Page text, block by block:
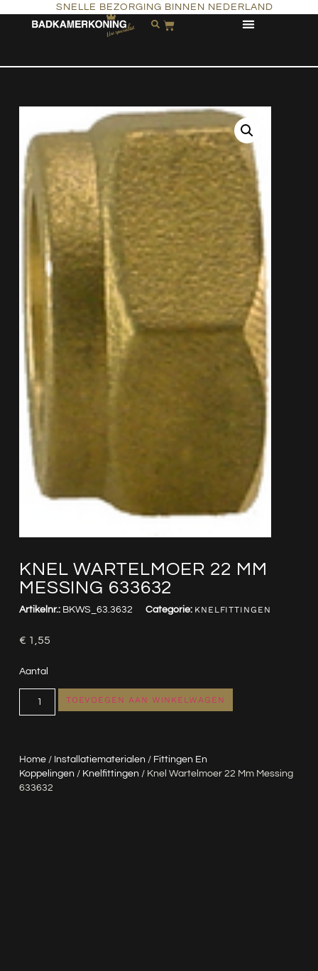
SNELLE BEZORGING BINNEN NEDERLAND
KNEL WARTELMOER 22 MM
MESSING 633632
Home/ Installatiematerialen / Fittingen En
Koppelingen / Knelfittingen / Knel Wartelmoer 22 Mm Messing
633632
Artikelnr.: BKWS_63.3632 Categorie: KNELFITTINGEN
€ 1,55
Aantal
TOEVOEGEN AAN WINKELWAGEN